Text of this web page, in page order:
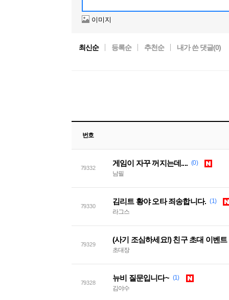
이미지
최신순 등록순 추천순 내가 쓴 댓글(0)
번호
79332
게임이 자꾸 꺼지는데.... (0)
남필
79330
김리트 황야 오타 죄송합니다. (1)
라그스
79329
초대장
79328
뉴비 질문입니다~ (1)
김야수